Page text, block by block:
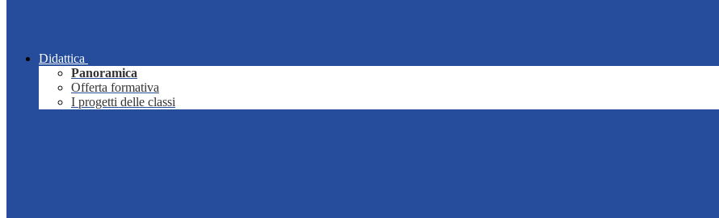
Didattica
Panoramica
Offerta formativa
I progetti delle classi